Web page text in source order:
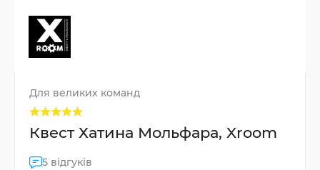
Для великих команд
Квест Хатина Мольфара, Xroom
5 відгуків